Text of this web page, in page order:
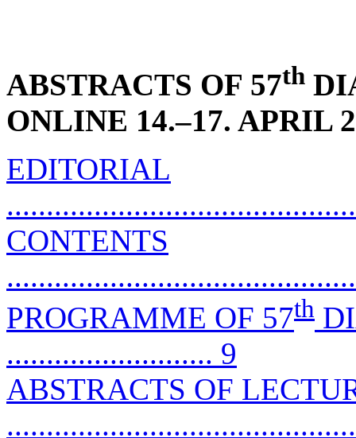
ABSTRACTS OF 57th
ONLINE 14.–17. APRIL
EDITORIAL
CONTENTS
PROGRAMME OF 57th
.......................... 9
ABSTRACTS OF